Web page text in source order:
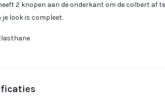
2 knopen aan de onderkant om de colbert af
look is compleet.